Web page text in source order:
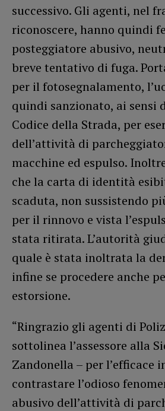
successivo. Gli agenti, nel
riconoscere, hanno quindi
posteggiatore abusivo,
breve tentativo di fuga.
per il fotosegnalamento,
quindi sanzionato, ai sensi
Codice della Strada, per
dell’attività di
macchine ed espulso.
che la carta di identità
scaduta, non sussistendo
per il rinnovo e vista
stata ritirata. L’autorità
quale è stata inoltrata la
infine se procedere anche
estorsione.
“Ringrazio gli agenti di
sottolinea l’assessore alla
Zandonella – per l’efficace
contrastare l’odioso
abusivo dell’attività di